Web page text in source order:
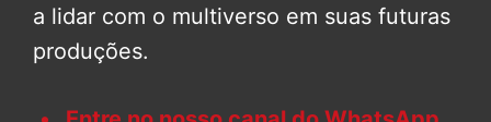
a lidar com o multiverso em suas futuras
produções.